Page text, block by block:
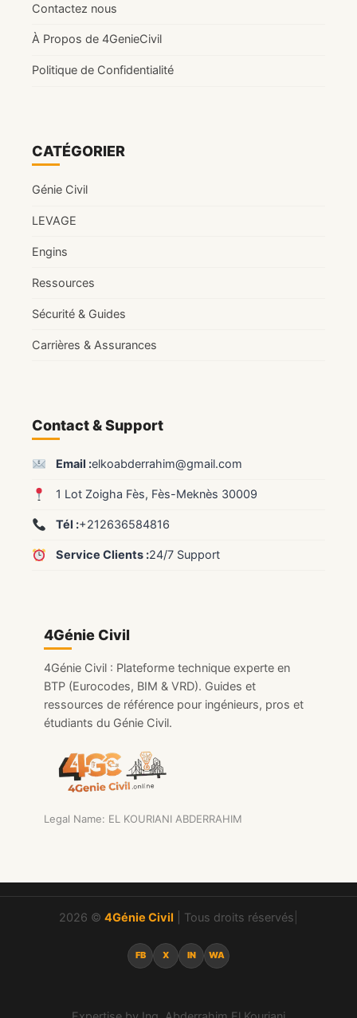
4Génie Civil
4Génie Civil : Plateforme technique experte en
BTP (Eurocodes, BIM & VRD). Guides et
ressources de référence pour ingénieurs, pros et
étudiants du Génie Civil.
Legal Name: EL KOURIANI ABDERRAHIM
Contact & Support
Email :elkoabderrahim@gmail.com
1 Lot Zoigha Fès, Fès-Meknès 30009
Tél :+212636584816
Service Clients :24/7 Support
CATÉGORIER
Génie Civil
LEVAGE
Engins
Ressources
Sécurité & Guides
Carrières & Assurances
Contactez nous
À Propos de 4GenieCivil
Politique de Confidentialité
2026 © 4Génie Civil | Tous droits réservés
FB X IN WA